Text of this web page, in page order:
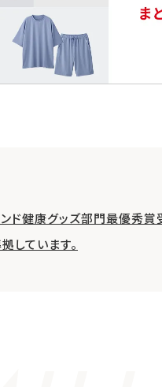
ド健康グッズ部門最優秀賞
ています。